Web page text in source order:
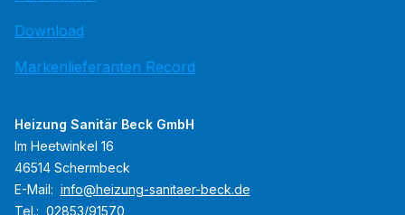
Download
Markenlieferanten Record
Heizung Sanitär Beck GmbH
Im Heetwinkel 16
46514 Schermbeck
E-Mail: info@heizung-sanitaer-beck.de
Tel.: 02853/91570